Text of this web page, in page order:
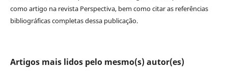
como artigo na revista Perspectiva, bem como citar as referências
bibliográficas completas dessa publicação.
Artigos mais lidos pelo mesmo(s) autor(es)